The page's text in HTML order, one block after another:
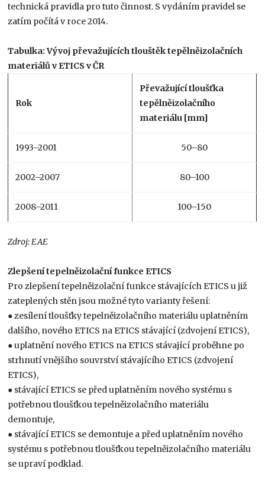
technická pravidla pro tuto činnost. S vydáním pravidel se
zatím počítá v roce 2014.
Tabulka: Vývoj převažujících tlouštěk tepělněizolačních
materiálů v ETICS v ČR
Rok
Převažující tloušťka
tepělněizolačního
materiálu [mm]
1993–2001 50–80
2002–2007 80–100
2008–2011 100–150
Zdroj: EAE
Zlepšení tepelněizolační funkce ETICS
Pro zlepšení tepelněizolační funkce stávajících ETICS u již
zateplených stěn jsou možné tyto varianty řešení:
● zesílení tloušťky tepelněizolačního materiálu uplatněním
dalšího, nového ETICS na ETICS stávající (zdvojení ETICS),
● uplatnění nového ETICS na ETICS stávající proběhne po
strhnutí vnějšího souvrství stávajícího ETICS (zdvojení
ETICS),
● stávající ETICS se před uplatněním nového systému s
potřebnou tloušťkou tepelněizolačního materiálu
demontuje,
● stávající ETICS se demontuje a před uplatněním nového
systému s potřebnou tloušťkou tepelněizolačního materiálu
se upraví podklad.